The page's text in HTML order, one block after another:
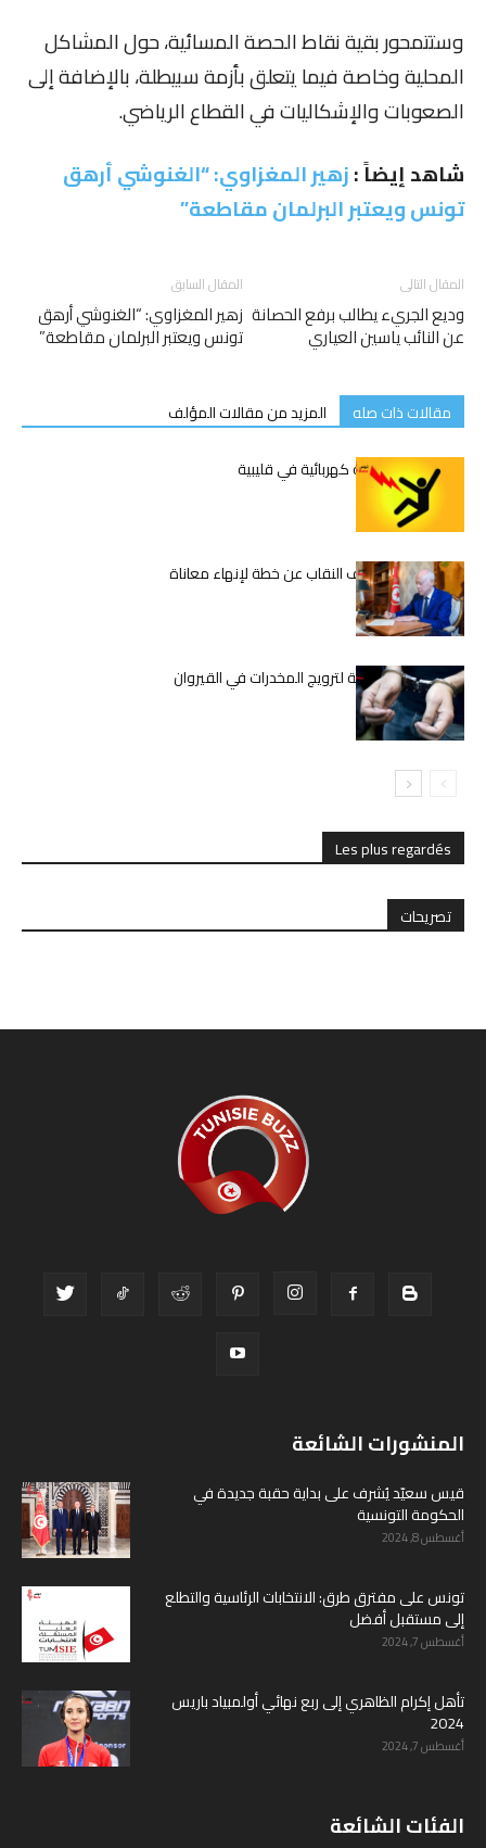
وستتمحور بقية نقاط الحصة المسائية، حول المشاكل
المحلية وخاصة فيما يتعلق بأزمة سبيطلة، بالإضافة إلى
الصعوبات والإشكاليات في القطاع الرياضي.
شاهد إيضاً :زهير المغزاوي: “الغنوشي أرهق
تونس ويعتبر البرلمان مقاطعة”
المقال السابق
زهير المغزاوي: “الغنوشي أرهق
تونس ويعتبر البرلمان مقاطعة”
المقال التالى
وديع الجريء يطالب برفع الحصانة
عن النائب ياسين العياري
مقالات ذات صله
المزيد من مقالات المؤلف
وفاة شاب بصعقة كهربائية في قليبية
قيس سعيّد يكشف النقاب عن خطة لإنهاء معاناة
المعلمين
تفكيك شبكة دولية لترويج المخدرات في القيروان
Les plus regardés
تصريحات
المنشورات الشائعة
قيس سعيّد يُشرف على بداية حقبة جديدة في
الحكومة التونسية
أغسطس 8, 2024
تونس على مفترق طرق: الانتخابات الرئاسية والتطلع
إلى مستقبل أفضل
أغسطس 7, 2024
تأهل إكرام الظاهري إلى ربع نهائي أولمبياد باريس
2024
أغسطس 7, 2024
الفئات الشائعة